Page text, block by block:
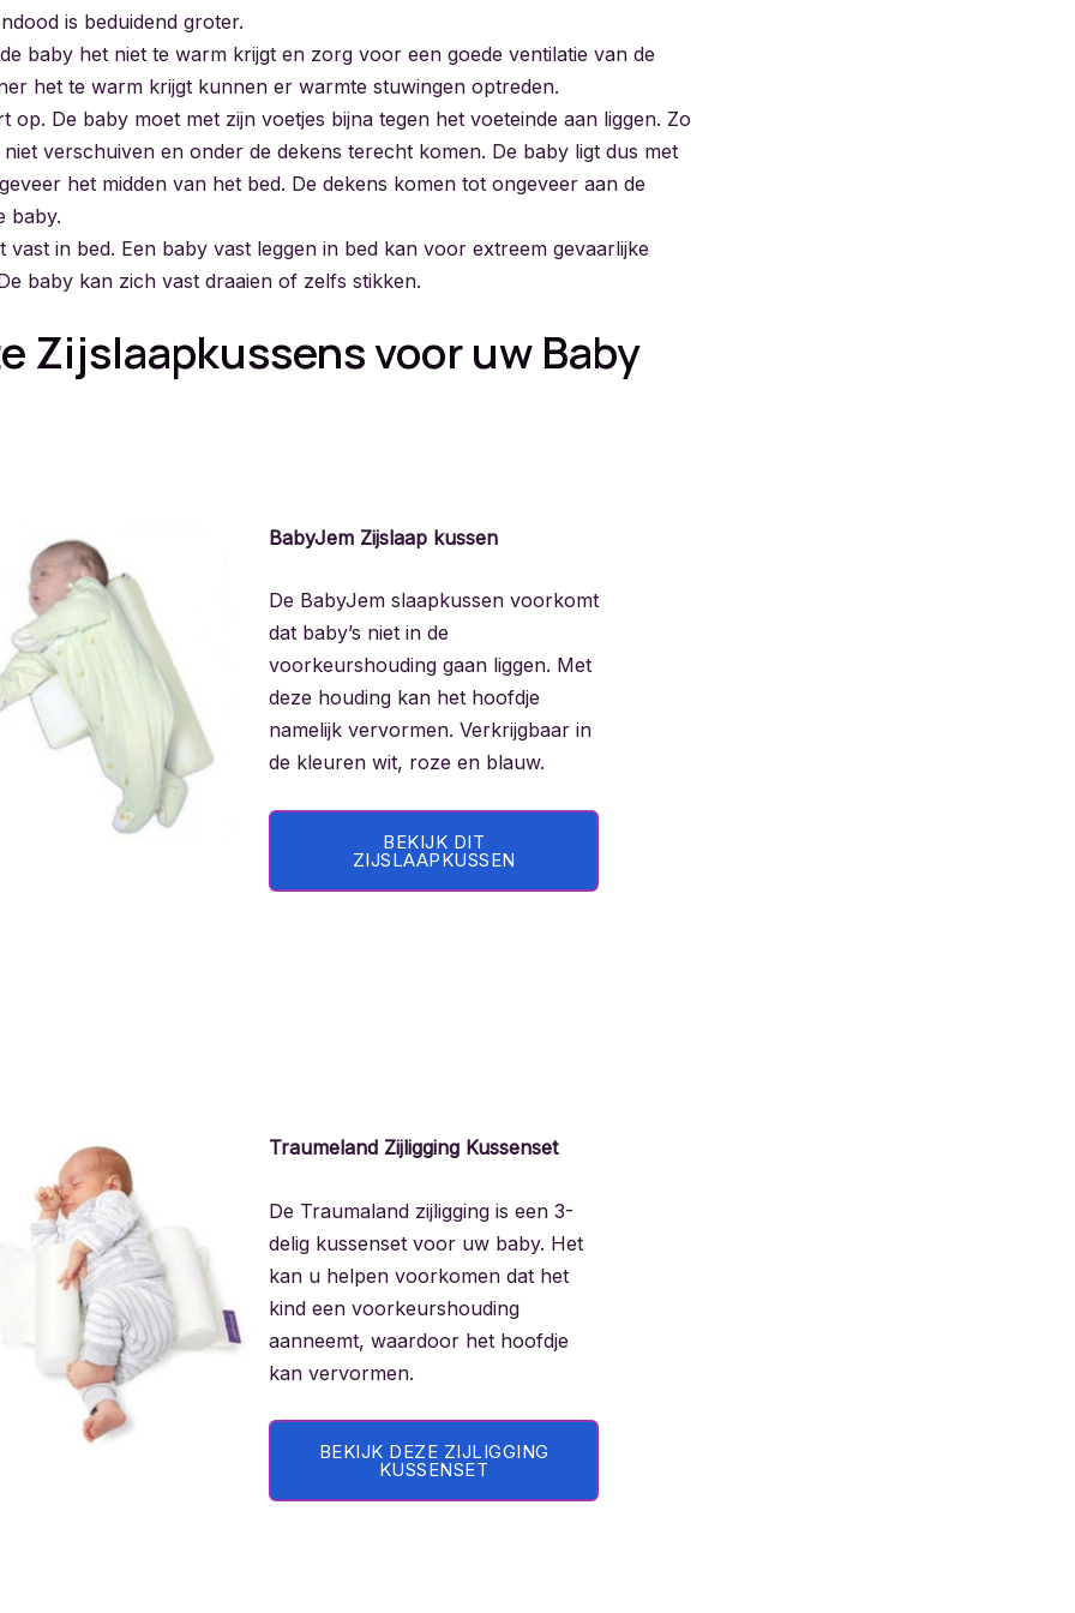
is beduidend groter.
baby het niet te warm krijgt en zorg voor een goede ventilatie van de
het te warm krijgt kunnen er warmte stuwingen optreden.
op. De baby moet met zijn voetjes bijna tegen het voeteinde aan liggen. Zo
verschuiven en onder de dekens terecht komen. De baby ligt dus met
het midden van het bed. De dekens komen tot ongeveer aan de
baby.
vast in bed. Een baby vast leggen in bed kan voor extreem gevaarlijke
baby kan zich vast draaien of zelfs stikken.
Zijslaapkussens voor uw Baby
BabyJem Zijslaap kussen
De BabyJem slaapkussen voorkomt
dat baby’s niet in de
voorkeurshouding gaan liggen. Met
deze houding kan het hoofdje
namelijk vervormen. Verkrijgbaar in
de kleuren wit, roze en blauw.
BEKIJK DIT
ZIJSLAAPKUSSEN
Traumeland Zijligging Kussenset
De Traumaland zijligging is een 3-
delig kussenset voor uw baby. Het
kan u helpen voorkomen dat het
kind een voorkeurshouding
aanneemt, waardoor het hoofdje
kan vervormen.
BEKIJK DEZE ZIJLIGGING
KUSSENSET